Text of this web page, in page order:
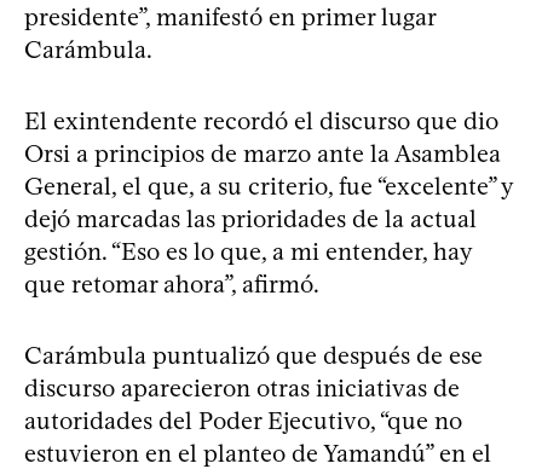
presidente”, manifestó en primer lugar
Carámbula.
El exintendente recordó el discurso que dio
Orsi a principios de marzo ante la Asamblea
General, el que, a su criterio, fue “excelente” y
dejó marcadas las prioridades de la actual
gestión. “Eso es lo que, a mi entender, hay
que retomar ahora”, afirmó.
Carámbula puntualizó que después de ese
discurso aparecieron otras iniciativas de
autoridades del Poder Ejecutivo, “que no
estuvieron en el planteo de Yamandú” en el